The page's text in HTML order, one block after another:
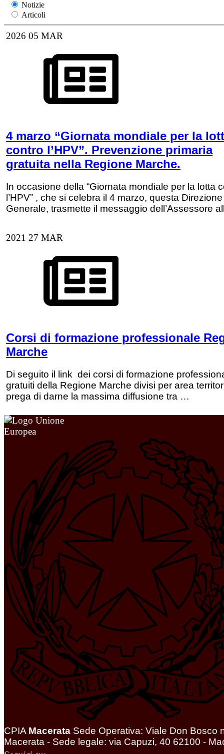
Notizie
Articoli
2026 05 MAR
4 marzo “Giornata mondiale per la
contro l’HPV”. Prevenzione primaria
gratuita nella Regione Marche.
In occasione della “Giornata mondiale per la lotta
l’HPV” , che si celebra il 4 marzo, questa Direzione
Generale, trasmette il messaggio dell’Assessore
2021 27 MAR
Corsi di formazione professionale
Marche
Di seguito il link dei corsi di formazione
gratuiti della Regione Marche divisi per area
prega di darne la massima diffusione tra …
CPIA Macerata Sede Operativa: Viale Don Bosco
Macerata - Sede legale: via Capuzi, 40 62100 -